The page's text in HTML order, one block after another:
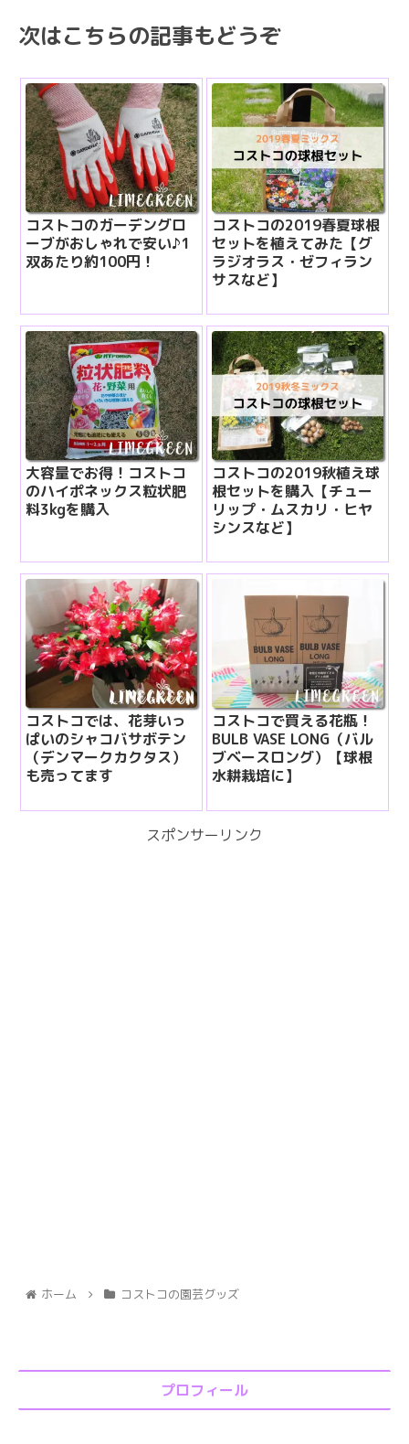
次はこちらの記事もどうぞ
コストコのガーデングロ
ーブがおしゃれで安い♪1
双あたり約100円！
コストコの2019春夏球根
セットを植えてみた【グ
ラジオラス・ゼフィラン
サスなど】
大容量でお得！コストコ
のハイポネックス粒状肥
料3kgを購入
コストコの2019秋植え球
根セットを購入【チュー
リップ・ムスカリ・ヒヤ
シンスなど】
コストコでは、花芽いっ
ぱいのシャコバサボテン
（デンマークカクタス）
も売ってます
コストコで買える花瓶！
BULB VASE LONG（バル
ブベースロング）【球根
水耕栽培に】
スポンサーリンク
ホーム コストコの園芸グッズ
プロフィール